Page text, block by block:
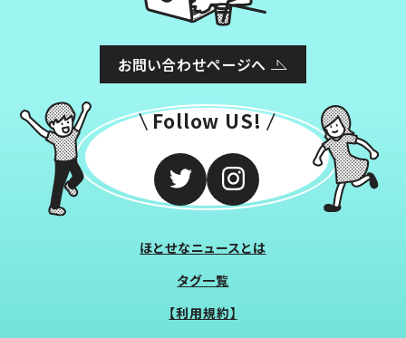
お問い合わせページへ
Follow US!
ほとせなニュースとは
タグ一覧
【利用規約】